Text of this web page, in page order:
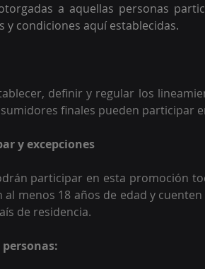
a aquellas personas
condiciones aquí establecidas.
definir y regular los
finales pueden participar
y excepciones
participar en esta promoción
menos 18 años de edad y
de residencia.